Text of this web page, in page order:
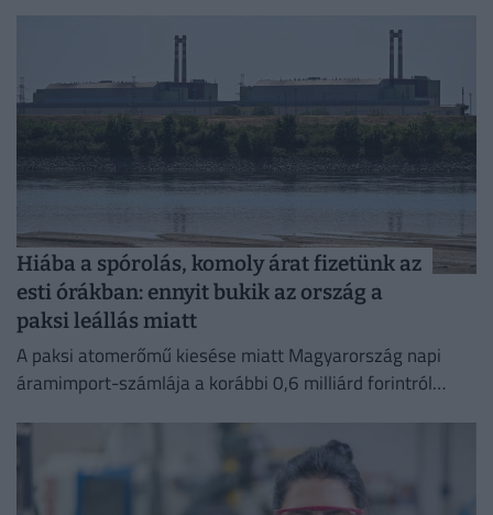
irodaházban, ahol a hűtés központilag működik.
Hiába a spórolás, komoly árat fizetünk az
esti órákban: ennyit bukik az ország a
paksi leállás miatt
A paksi atomerőmű kiesése miatt Magyarország napi
áramimport-számlája a korábbi 0,6 milliárd forintról